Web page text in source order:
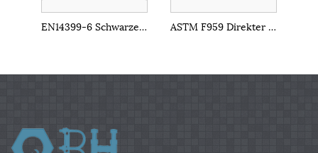
EN14399-6 Schwarzer Waschmaschine mit HV ASTM F959 Direkter Spannungsindikator Flat -Waschmaschine